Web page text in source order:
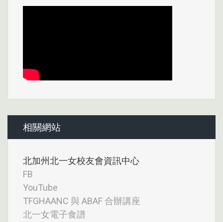
相關網站
北加州北一女校友會資訊中心
FB
YouTube
TFGHAANC 與 ABAF 合辦講座
北一女電子食譜